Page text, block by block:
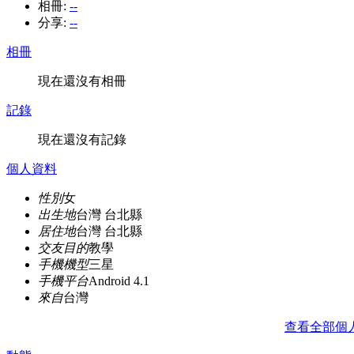
相冊: --
分享: --
相冊
現在還沒有相冊
記錄
現在還沒有記錄
個人資料
性別女
出生地台灣 台北縣
居住地台灣 台北縣
交友目的教學
手機機型三星
手機平台Android 4.1
來自台灣
查看全部個